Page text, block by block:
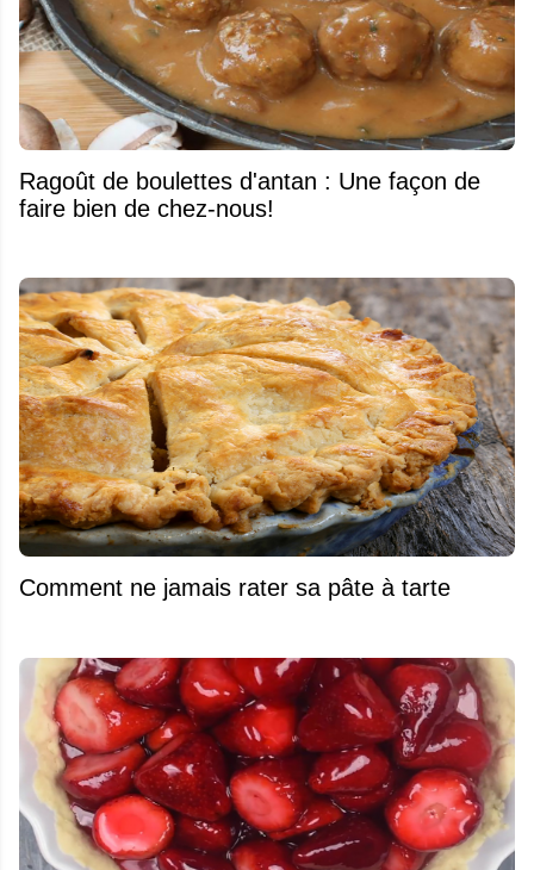
Ragoût de boulettes d'antan : Une façon de
faire bien de chez-nous!
Comment ne jamais rater sa pâte à tarte